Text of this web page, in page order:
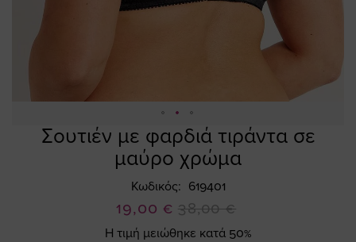
Σουτιέν με φαρδιά τιράντα σε
μαύρο χρώμα
Κωδικός 619401
Ειδική
Τιμή
19,00 € 38,00 €
Η τιμή μειώθηκε κατά 50%